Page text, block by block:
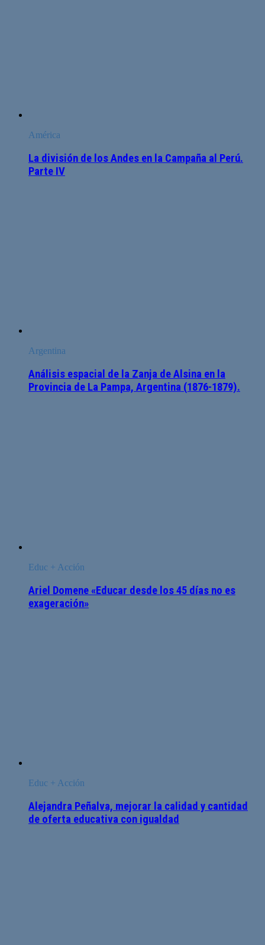
América
La división de los Andes en la Campaña al Perú.
Parte IV
Argentina
Análisis espacial de la Zanja de Alsina en la
Provincia de La Pampa, Argentina (1876-1879).
Educ + Acción
Ariel Domene «Educar desde los 45 días no es
exageración»
Educ + Acción
Alejandra Peñalva, mejorar la calidad y cantidad
de oferta educativa con igualdad